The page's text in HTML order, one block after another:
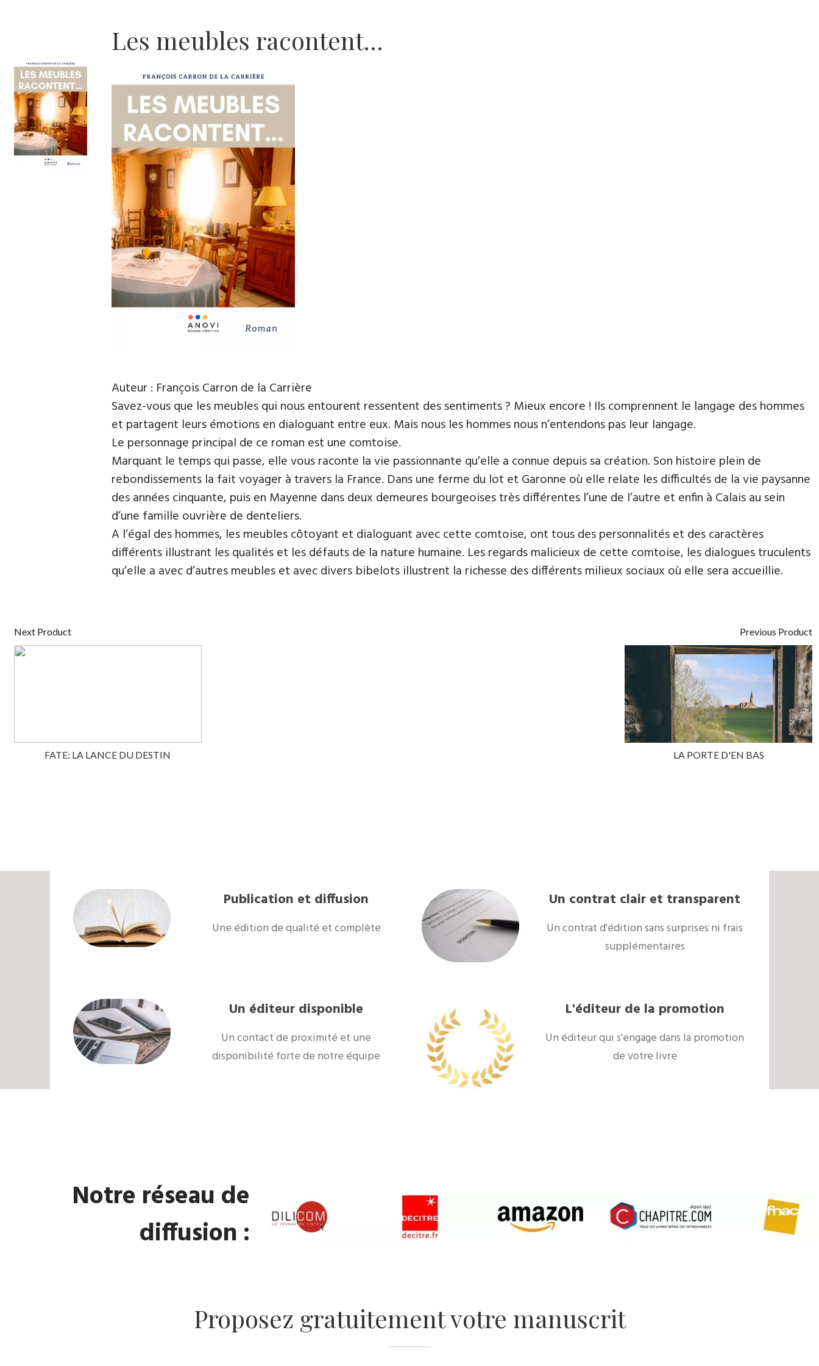
Les meubles racontent…
Auteur : François Carron de la Carrière
Savez-vous que les meubles qui nous entourent ressentent des sentiments ? Mieux encore ! Ils comprennent le langage des hommes
et partagent leurs émotions en dialoguant entre eux. Mais nous les hommes nous n’entendons pas leur langage.
Le personnage principal de ce roman est une comtoise.
Marquant le temps qui passe, elle vous raconte la vie passionnante qu’elle a connue depuis sa création. Son histoire plein de
rebondissements la fait voyager à travers la France. Dans une ferme du lot et Garonne où elle relate les difficultés de la vie paysanne
des années cinquante, puis en Mayenne dans deux demeures bourgeoises très différentes l’une de l’autre et enfin à Calais au sein
d’une famille ouvrière de denteliers.
A l’égal des hommes, les meubles côtoyant et dialoguant avec cette comtoise, ont tous des personnalités et des caractères
différents illustrant les qualités et les défauts de la nature humaine. Les regards malicieux de cette comtoise, les dialogues truculents
qu’elle a avec d’autres meubles et avec divers bibelots illustrent la richesse des différents milieux sociaux où elle sera accueillie.
Next Product
FATE: LA LANCE DU DESTIN
Previous Product
LA PORTE D'EN BAS
Publication et diffusion
Une édition de qualité et complète
Un contrat clair et transparent
Un contrat d'édition sans surprises ni frais
supplémentaires
Un éditeur disponible
Un contact de proximité et une
disponibilité forte de notre équipe
L'éditeur de la promotion
Un éditeur qui s'engage dans la promotion
de votre livre
Notre réseau de
diffusion :
Proposez gratuitement votre manuscrit